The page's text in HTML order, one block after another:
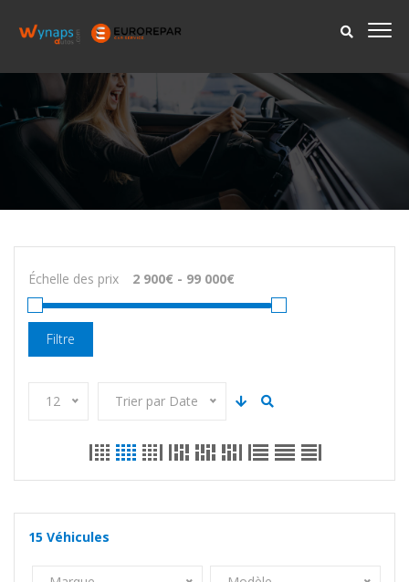
Échelle des prix
Filtre
12 Trier par Date
15 Véhicules